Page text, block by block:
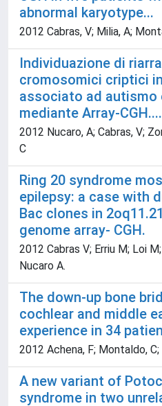
abnormal karyotype...
2012 Cabras, V; Milia, A;
Individuazione di
cromosomici criptici
associato ad autismo
mediante Array-CGH....
2012 Nucaro, A; Cabras, V;
C
Ring 20 syndrome
epilepsy: a case with
Bac clones in
genome array- CGH.
2012 Cabras V; Erriu M; Loi
Nucaro A.
The down-up bone
cochlear and middle
experience in 34
2012 Achena, F; Montaldo, C;
A new variant of
syndrome in two